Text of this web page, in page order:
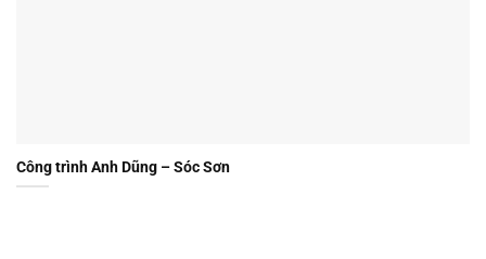
Công trình Anh Dũng – Sóc Sơn